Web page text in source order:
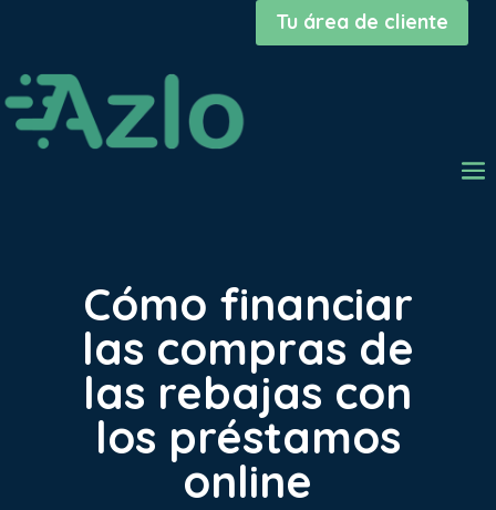
Tu área de cliente
Cómo financiar
las compras de
las rebajas con
los préstamos
online